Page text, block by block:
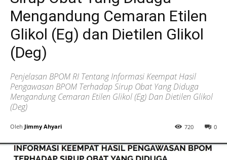
Mengandung Cemaran Etilen
Glikol (Eg) dan Dietilen Glikol
(Deg)
Penjelasan BPOM RI Tentang Informasi Keempat Hasil
Pengawasan BPOM Terhadap Sirup Obat Yang Diduga
Mengandung Cemaran Etilen Glikol (Eg) Dan Dietilen Glikol
(Deg)
Oleh Jimmy Ahyari 0
720